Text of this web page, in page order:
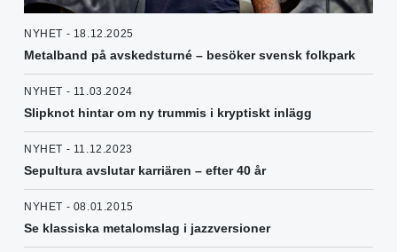
NYHET - 18.12.2025
Metalband på avskedsturné – besöker svensk folkpark
NYHET - 11.03.2024
Slipknot hintar om ny trummis i kryptiskt inlägg
NYHET - 11.12.2023
Sepultura avslutar karriären – efter 40 år
NYHET - 08.01.2015
Se klassiska metalomslag i jazzversioner